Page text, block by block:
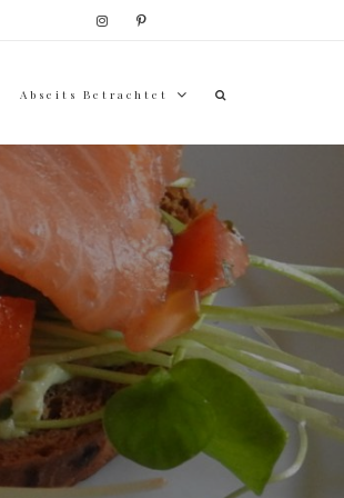
Abseits Betrachtet